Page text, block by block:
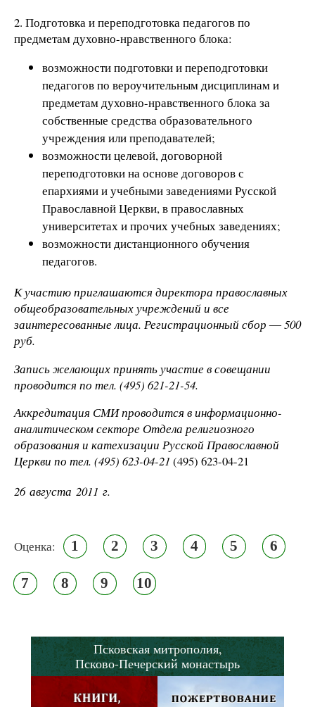
2. Подготовка и переподготовка педагогов по
предметам духовно-нравственного блока:
возможности подготовки и переподготовки
педагогов по вероучительным дисциплинам и
предметам духовно-нравственного блока за
собственные средства образовательного
учреждения или преподавателей;
возможности целевой, договорной
переподготовки на основе договоров с
епархиями и учебными заведениями Русской
Православной Церкви, в православных
университетах и прочих учебных заведениях;
возможности дистанционного обучения
педагогов.
К участию приглашаются директора православных
общеобразовательных учреждений и все
заинтересованные лица. Регистрационный сбор ― 500
руб.
Запись желающих принять участие в совещании
проводится по тел. (495) 621-21-54.
Аккредитация СМИ проводится в информационно-
аналитическом секторе Отдела религиозного
образования и катехизации Русской Православной
Церкви по тел. (495) 623-04-21 (495) 623-04-21
26 августа 2011 г.
Оценка: 1 2 3 4 5 6
7 8 9 10
Псковская митрополия,
Псково-Печерский монастырь